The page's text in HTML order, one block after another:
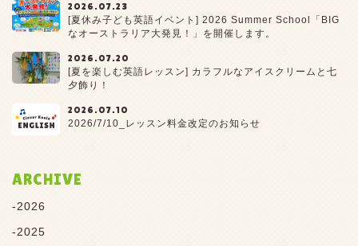
2026.07.23
[夏休み子ども英語イベント] 2026 Summer School「BIG
なオーストラリア大発見！」を開催します。
2026.07.20
[夏を楽しむ英語レッスン] カラフルなアイスクリームと七
夕飾り！
2026.07.10
2026/7/10_レッスン料金改定のお知らせ
ARCHIVE
2026
2025